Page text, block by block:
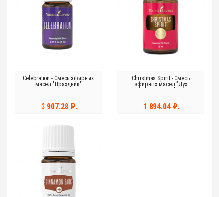
Celebration - Смесь эфирных
масел "Праздник"
3 907.28 ₽.
Christmas Spirit - Смесь
эфирных масел "Дух
Рождества"
1 894.04 ₽.